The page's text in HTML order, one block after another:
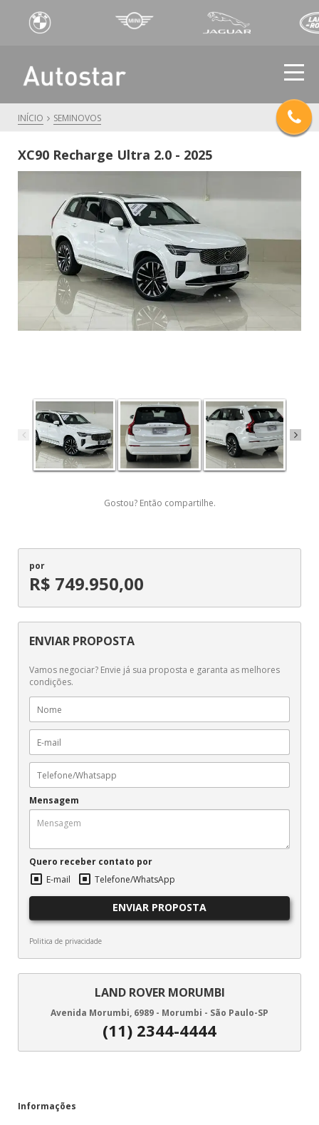
INÍCIO SEMINOVOS
XC90 Recharge Ultra 2.0 - 2025
Gostou? Então compartilhe.
por
R$ 749.950,00
ENVIAR PROPOSTA
Vamos negociar? Envie já sua proposta e garanta as melhores
condições.
Mensagem
Quero receber contato por
E-mail
Telefone/WhatsApp
ENVIAR PROPOSTA
Politica de privacidade
LAND ROVER MORUMBI
Avenida Morumbi, 6989 - Morumbi - São Paulo-SP
(11) 2344-4444
Informações